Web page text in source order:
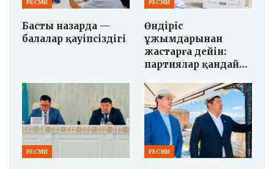
РЕСМИ
Басты назарда —
балалар қауіпсіздігі
РЕСМИ
Өндіріс
ұжымдарынан
жастарға дейін:
партиялар қандай…
РЕСМИ РЕСМИ